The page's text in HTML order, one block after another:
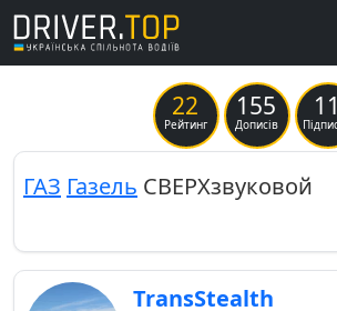
22
Рейтинг
155
Дописів
11
ГАЗ Газель СВЕРХзвуковой
TransStealth